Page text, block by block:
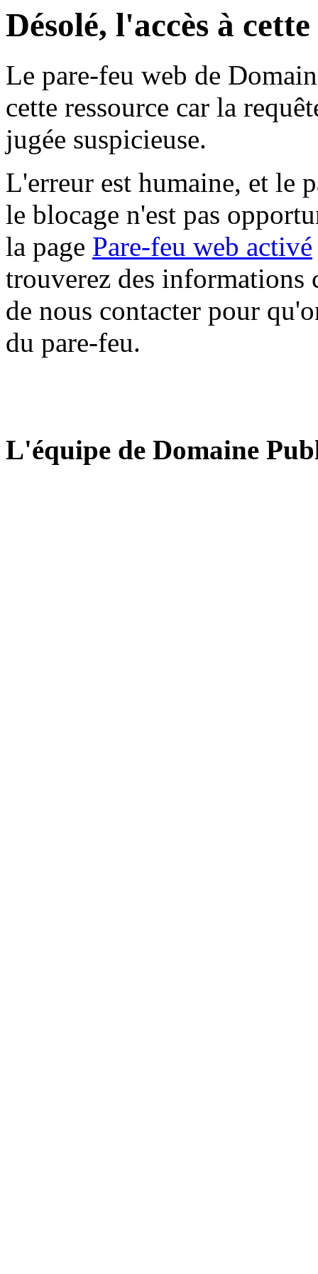
Désolé, l'accès à
Le pare-feu web de
cette ressource car la
jugée suspicieuse.
L'erreur est humaine, et le
le blocage n'est pas
la page Pare-feu web activé
trouverez des informations
de nous contacter pour
du pare-feu.
L'équipe de Domaine